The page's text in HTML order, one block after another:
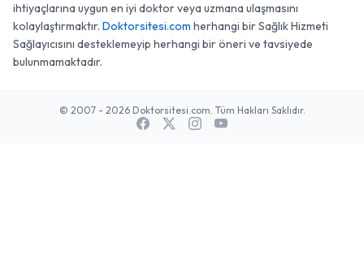
ihtiyaçlarına uygun en iyi doktor veya uzmana ulaşmasını
kolaylaştırmaktır. Doktorsitesi.com herhangi bir Sağlık Hizmeti
Sağlayıcısını desteklemeyip herhangi bir öneri ve tavsiyede
bulunmamaktadır.
© 2007 - 2026 Doktorsitesi.com. Tüm Hakları Saklıdır.